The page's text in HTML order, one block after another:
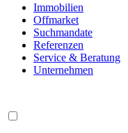
Immobilien
Offmarket
Suchmandate
Referenzen
Service & Beratung
Unternehmen